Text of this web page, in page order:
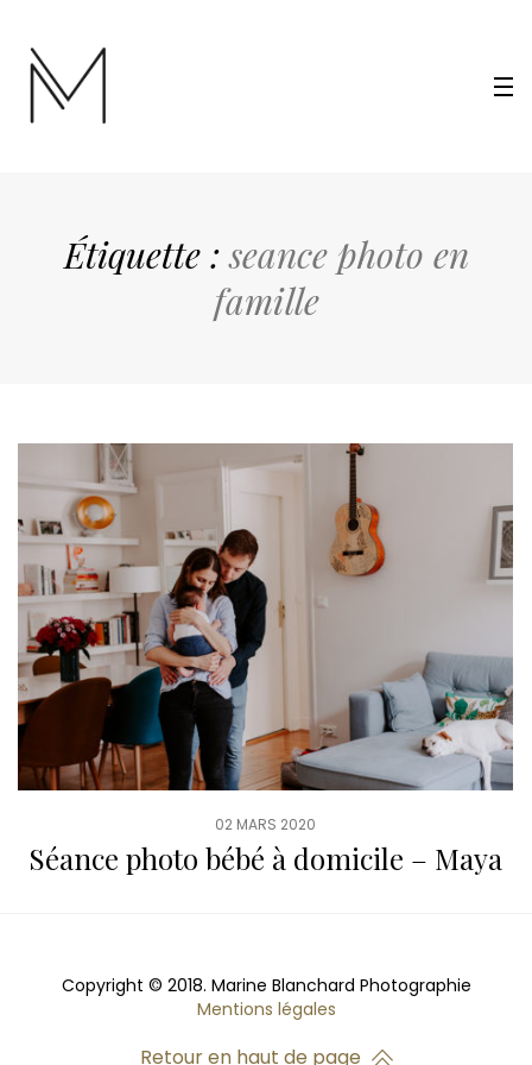
Étiquette :seance photo en
famille
02 MARS 2020
Séance photo bébé à domicile – Maya
Copyright © 2018. Marine Blanchard Photographie
Mentions légales
Retour en haut de page